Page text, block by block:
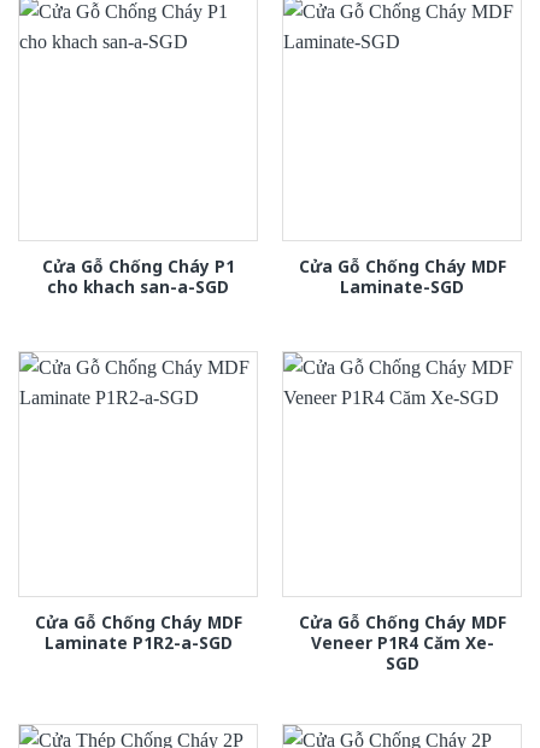
Cửa Gỗ Chống Cháy P1
cho khach san-a-SGD
Cửa Gỗ Chống Cháy MDF
Laminate-SGD
Cửa Gỗ Chống Cháy MDF
Laminate P1R2-a-SGD
Cửa Gỗ Chống Cháy MDF
Veneer P1R4 Căm Xe-
SGD